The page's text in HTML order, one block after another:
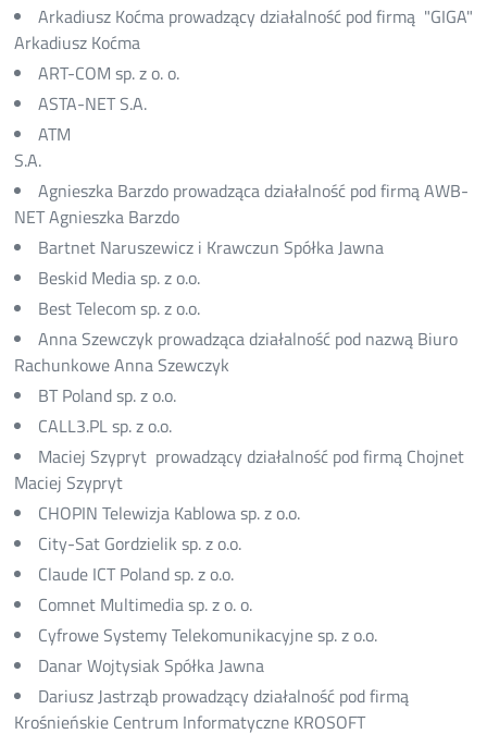
Arkadiusz Koćma prowadzący działalność pod firmą "GIGA"
Arkadiusz Koćma
ART-COM sp. z o. o.
ASTA-NET S.A.
ATM
S.A.
Agnieszka Barzdo prowadząca działalność pod firmą AWB-
NET Agnieszka Barzdo
Bartnet Naruszewicz i Krawczun Spółka Jawna
Beskid Media sp. z o.o.
Best Telecom sp. z o.o.
Anna Szewczyk prowadząca działalność pod nazwą Biuro
Rachunkowe Anna Szewczyk
BT Poland sp. z o.o.
CALL3.PL sp. z o.o.
Maciej Szypryt prowadzący działalność pod firmą Chojnet
Maciej Szypryt
CHOPIN Telewizja Kablowa sp. z o.o.
City-Sat Gordzielik sp. z o.o.
Claude ICT Poland sp. z o.o.
Comnet Multimedia sp. z o. o.
Cyfrowe Systemy Telekomunikacyjne sp. z o.o.
Danar Wojtysiak Spółka Jawna
Dariusz Jastrząb prowadzący działalność pod firmą
Krośnieńskie Centrum Informatyczne KROSOFT